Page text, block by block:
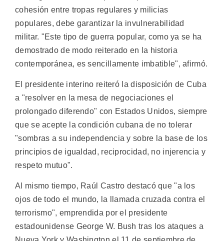
cohesión entre tropas regulares y milicias
populares, debe garantizar la invulnerabilidad
militar. "Este tipo de guerra popular, como ya se ha
demostrado de modo reiterado en la historia
contemporánea, es sencillamente imbatible", afirmó.
El presidente interino reiteró la disposición de Cuba
a "resolver en la mesa de negociaciones el
prolongado diferendo" con Estados Unidos, siempre
que se acepte la condición cubana de no tolerar
"sombras a su independencia y sobre la base de los
principios de igualdad, reciprocidad, no injerencia y
respeto mutuo".
Al mismo tiempo, Raúl Castro destacó que "a los
ojos de todo el mundo, la llamada cruzada contra el
terrorismo", emprendida por el presidente
estadounidense George W. Bush tras los ataques a